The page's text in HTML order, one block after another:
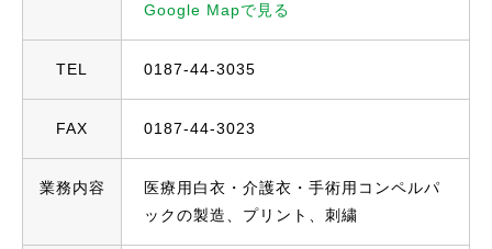
Google Mapで見る
TEL 0187-44-3035
FAX 0187-44-3023
業務内容
医療用白衣・介護衣・手術用コンペルパ
ックの製造、プリント、刺繍